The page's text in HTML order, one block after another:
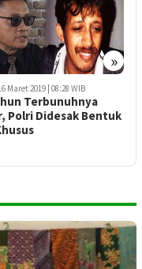
»
Sabtu, 16 Maret 2019 | 08:22 WIB
2 Hari Hilang, Nelayan
Tewas Mengambang di